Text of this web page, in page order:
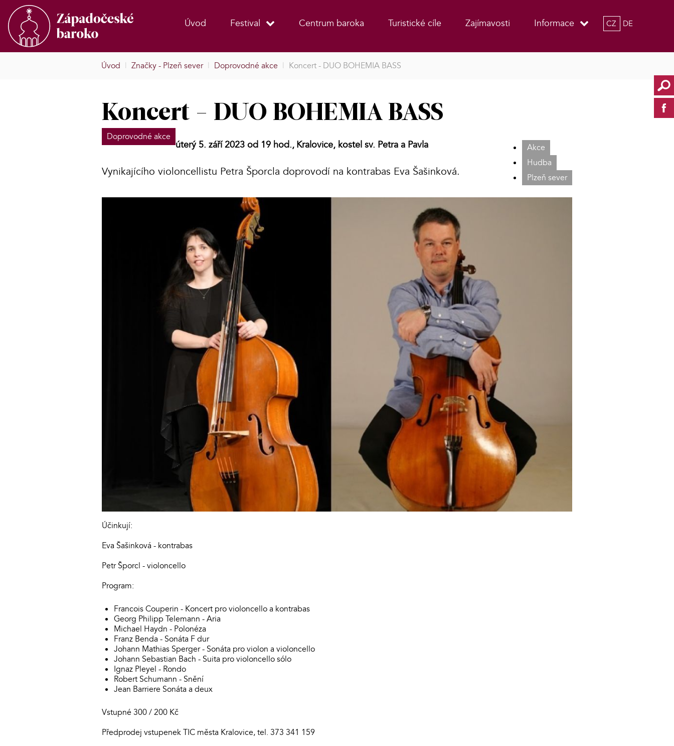
Úvod Festival Centrum baroka Turistické cíle Zajímavosti Informace CZ DE
Úvod | Značky - Plzeň sever | Doprovodné akce | Koncert - DUO BOHEMIA BASS
Koncert - DUO BOHEMIA BASS
Doprovodné akce
Akce
Hudba
Plzeň sever
úterý 5. září 2023 od 19 hod., Kralovice, kostel sv. Petra a Pavla
Vynikajícího violoncellistu Petra Šporcla doprovodí na kontrabas Eva Šašinková.
Účinkují:
Eva Šašinková - kontrabas
Petr Šporcl - violoncello
Program:
Francois Couperin - Koncert pro violoncello a kontrabas
Georg Philipp Telemann - Aria
Michael Haydn - Polonéza
Franz Benda - Sonáta F dur
Johann Mathias Sperger - Sonáta pro violon a violoncello
Johann Sebastian Bach - Suita pro violoncello sólo
Ignaz Pleyel - Rondo
Robert Schumann - Snění
Jean Barriere Sonáta a deux
Vstupné 300 / 200 Kč
Předprodej vstupenek TIC města Kralovice, tel. 373 341 159